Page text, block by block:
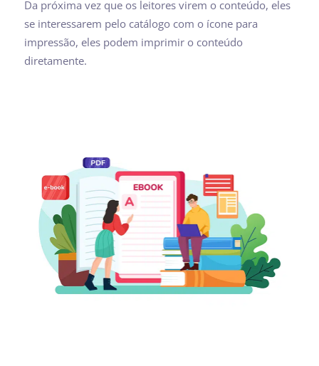
Da próxima vez que os leitores virem o conteúdo, eles
se interessarem pelo catálogo com o ícone para
impressão, eles podem imprimir o conteúdo
diretamente.